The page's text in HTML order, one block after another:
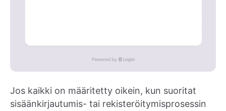
Jos kaikki on määritetty oikein, kun suoritat
sisäänkirjautumis- tai rekisteröitymisprosessin